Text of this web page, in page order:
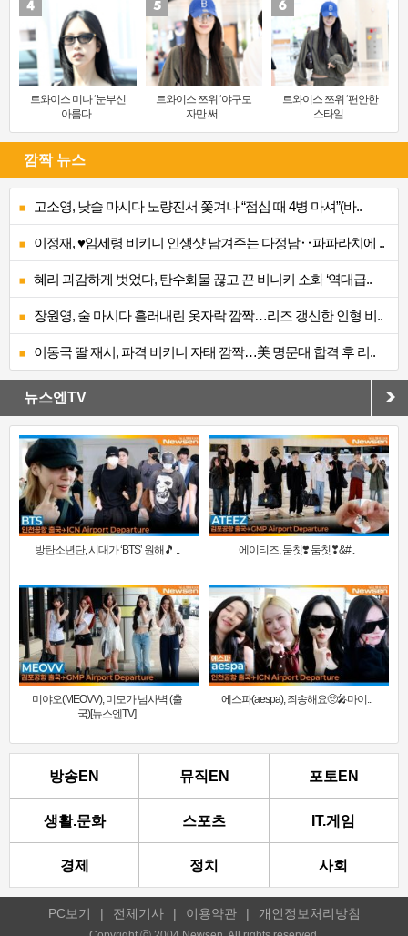
트와이스 미나 ‘눈부신
아름다..
트와이스 쯔위 ‘야구모
자만 써..
트와이스 쯔위 ‘편안한
스타일..
깜짝 뉴스
고소영, 낮술 마시다 노량진서 쫓겨나 “점심 때 4병 마셔”(바..
이정재, ♥임세령 비키니 인생샷 남겨주는 다정남‥파파라치에 ..
혜리 과감하게 벗었다, 탄수화물 끊고 끈 비니키 소화 ‘역대급..
장원영, 술 마시다 흘러내린 옷자락 깜짝…리즈 갱신한 인형 비..
이동국 딸 재시, 파격 비키니 자태 깜짝…美 명문대 합격 후 리..
뉴스엔TV
방탄소년단, 시대가 ‘BTS’ 원해🎵 .. 에이티즈, 둠칫❣️ 둠칫❣&#..
미야오(MEOVV), 미모가 넘사벽 (출
국)[뉴스엔TV]
에스파(aespa), 죄송해요🥺🎤마이..
방송EN 뮤직EN 포토EN
생활.문화 스포츠 IT.게임
경제 정치 사회
PC보기 | 전체기사 | 이용약관 | 개인정보처리방침